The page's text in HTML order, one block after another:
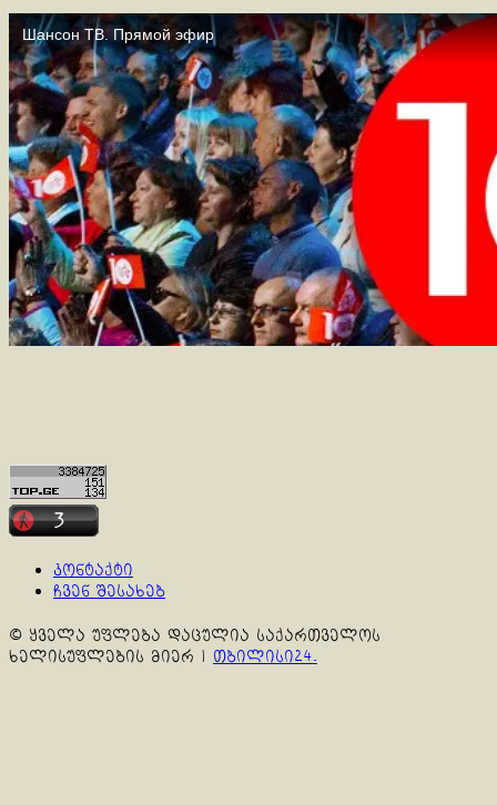
კონტაქტი
ჩვენ შესახებ
© ყველა უფლება დაცულია საქართველოს
ხელისუფლების მიერ | თბილისი24.